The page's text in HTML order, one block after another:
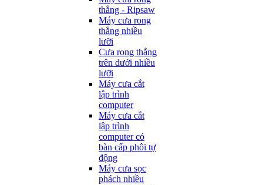
thẳng - Ripsaw
Máy cưa rong
thẳng nhiều
lưỡi
Cưa rong thẳng
trên dưới nhiều
lưỡi
Máy cưa cắt
lập trình
computer
Máy cưa cắt
lập trình
computer có
bàn cấp phôi tự
động
Máy cưa sọc
phách nhiều